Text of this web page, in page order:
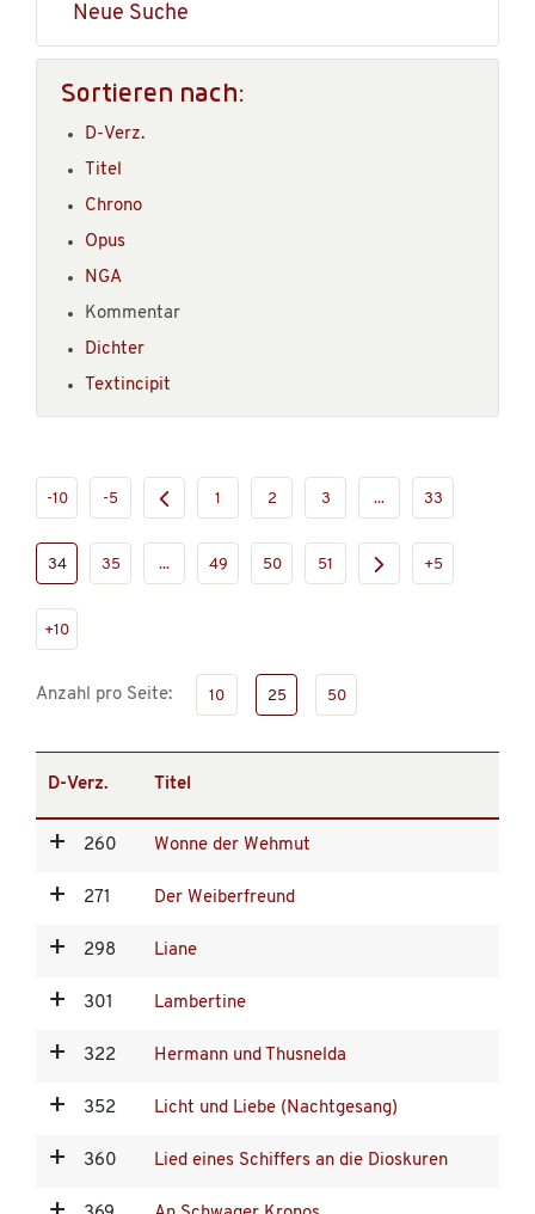
Neue Suche
Sortieren nach:
D-Verz.
Titel
Chrono
Opus
NGA
Kommentar
Dichter
Textincipit
-10 -5 1 2 3 ... 33
34 35 ... 49 50 51 +5
+10
Anzahl pro Seite: 10 25 50
D-Verz. Titel
260 Wonne der Wehmut
271 Der Weiberfreund
298 Liane
301 Lambertine
322 Hermann und Thusnelda
352 Licht und Liebe (Nachtgesang)
360 Lied eines Schiffers an die Dioskuren